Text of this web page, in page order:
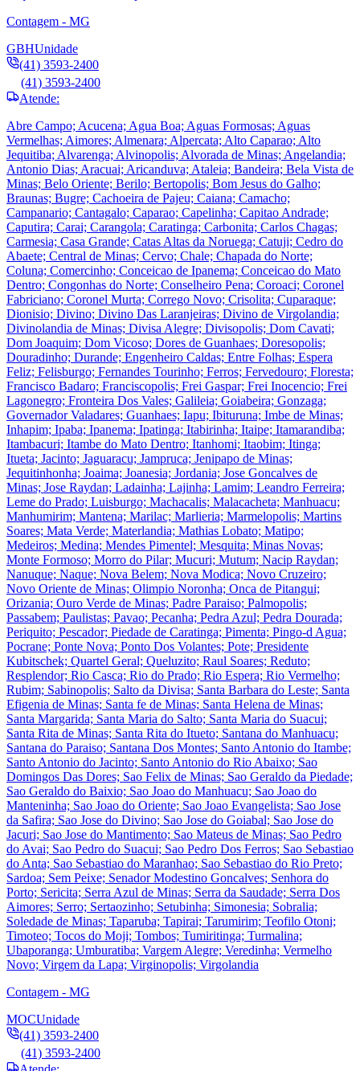
Contagem - MG
GBHUnidade
(41) 3593-2400
(41) 3593-2400
Atende:
Abre Campo; Acucena; Agua Boa; Aguas Formosas; Aguas
Vermelhas; Aimores; Almenara; Alpercata; Alto Caparao; Alto
Jequitiba; Alvarenga; Alvinopolis; Alvorada de Minas; Angelandia;
Antonio Dias; Aracuai; Aricanduva; Ataleia; Bandeira; Bela Vista de
Minas; Belo Oriente; Berilo; Bertopolis; Bom Jesus do Galho;
Braunas; Bugre; Cachoeira de Pajeu; Caiana; Camacho;
Campanario; Cantagalo; Caparao; Capelinha; Capitao Andrade;
Caputira; Carai; Carangola; Caratinga; Carbonita; Carlos Chagas;
Carmesia; Casa Grande; Catas Altas da Noruega; Catuji; Cedro do
Abaete; Central de Minas; Cervo; Chale; Chapada do Norte;
Coluna; Comercinho; Conceicao de Ipanema; Conceicao do Mato
Dentro; Congonhas do Norte; Conselheiro Pena; Coroaci; Coronel
Fabriciano; Coronel Murta; Corrego Novo; Crisolita; Cuparaque;
Dionisio; Divino; Divino Das Laranjeiras; Divino de Virgolandia;
Divinolandia de Minas; Divisa Alegre; Divisopolis; Dom Cavati;
Dom Joaquim; Dom Vicoso; Dores de Guanhaes; Doresopolis;
Douradinho; Durande; Engenheiro Caldas; Entre Folhas; Espera
Feliz; Felisburgo; Fernandes Tourinho; Ferros; Fervedouro; Floresta;
Francisco Badaro; Franciscopolis; Frei Gaspar; Frei Inocencio; Frei
Lagonegro; Fronteira Dos Vales; Galileia; Goiabeira; Gonzaga;
Governador Valadares; Guanhaes; Iapu; Ibituruna; Imbe de Minas;
Inhapim; Ipaba; Ipanema; Ipatinga; Itabirinha; Itaipe; Itamarandiba;
Itambacuri; Itambe do Mato Dentro; Itanhomi; Itaobim; Itinga;
Itueta; Jacinto; Jaguaracu; Jampruca; Jenipapo de Minas;
Jequitinhonha; Joaima; Joanesia; Jordania; Jose Goncalves de
Minas; Jose Raydan; Ladainha; Lajinha; Lamim; Leandro Ferreira;
Leme do Prado; Luisburgo; Machacalis; Malacacheta; Manhuacu;
Manhumirim; Mantena; Marilac; Marlieria; Marmelopolis; Martins
Soares; Mata Verde; Materlandia; Mathias Lobato; Matipo;
Medeiros; Medina; Mendes Pimentel; Mesquita; Minas Novas;
Monte Formoso; Morro do Pilar; Mucuri; Mutum; Nacip Raydan;
Nanuque; Naque; Nova Belem; Nova Modica; Novo Cruzeiro;
Novo Oriente de Minas; Olimpio Noronha; Onca de Pitangui;
Orizania; Ouro Verde de Minas; Padre Paraiso; Palmopolis;
Passabem; Paulistas; Pavao; Pecanha; Pedra Azul; Pedra Dourada;
Periquito; Pescador; Piedade de Caratinga; Pimenta; Pingo-d Agua;
Pocrane; Ponte Nova; Ponto Dos Volantes; Pote; Presidente
Kubitschek; Quartel Geral; Queluzito; Raul Soares; Reduto;
Resplendor; Rio Casca; Rio do Prado; Rio Espera; Rio Vermelho;
Rubim; Sabinopolis; Salto da Divisa; Santa Barbara do Leste; Santa
Efigenia de Minas; Santa fe de Minas; Santa Helena de Minas;
Santa Margarida; Santa Maria do Salto; Santa Maria do Suacui;
Santa Rita de Minas; Santa Rita do Itueto; Santana do Manhuacu;
Santana do Paraiso; Santana Dos Montes; Santo Antonio do Itambe;
Santo Antonio do Jacinto; Santo Antonio do Rio Abaixo; Sao
Domingos Das Dores; Sao Felix de Minas; Sao Geraldo da Piedade;
Sao Geraldo do Baixio; Sao Joao do Manhuacu; Sao Joao do
Manteninha; Sao Joao do Oriente; Sao Joao Evangelista; Sao Jose
da Safira; Sao Jose do Divino; Sao Jose do Goiabal; Sao Jose do
Jacuri; Sao Jose do Mantimento; Sao Mateus de Minas; Sao Pedro
do Avai; Sao Pedro do Suacui; Sao Pedro Dos Ferros; Sao Sebastiao
do Anta; Sao Sebastiao do Maranhao; Sao Sebastiao do Rio Preto;
Sardoa; Sem Peixe; Senador Modestino Goncalves; Senhora do
Porto; Sericita; Serra Azul de Minas; Serra da Saudade; Serra Dos
Aimores; Serro; Sertaozinho; Setubinha; Simonesia; Sobralia;
Soledade de Minas; Taparuba; Tapirai; Tarumirim; Teofilo Otoni;
Timoteo; Tocos do Moji; Tombos; Tumiritinga; Turmalina;
Ubaporanga; Umburatiba; Vargem Alegre; Veredinha; Vermelho
Novo; Virgem da Lapa; Virginopolis; Virgolandia
Contagem - MG
MOCUnidade
(41) 3593-2400
(41) 3593-2400